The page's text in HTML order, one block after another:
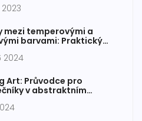
mezi temperovými a
barvami: Praktický
2024
Art: Průvodce pro
v abstraktním